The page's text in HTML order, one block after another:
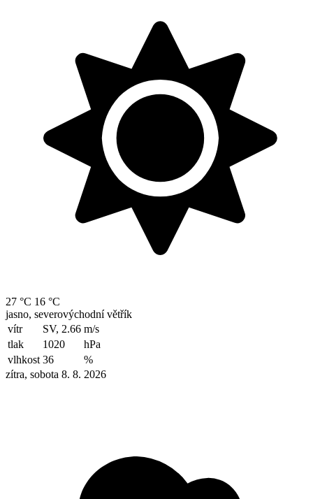
27 °C 16 °C
jasno, severovýchodní větřík
vítr
SV, 2.66 m/s
tlak
1020
hPa
vlhkost 36
%
zítra, sobota 8. 8. 2026